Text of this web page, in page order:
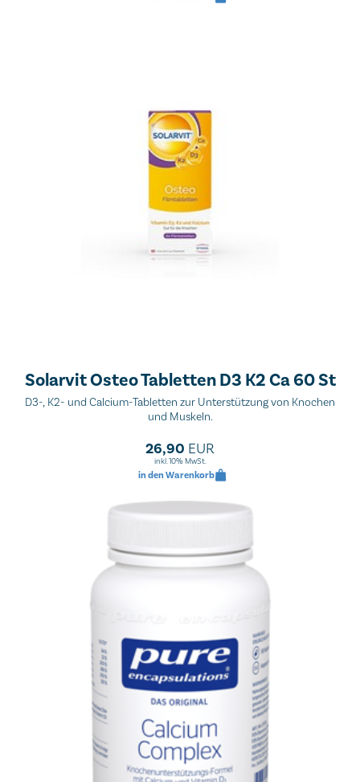
Solarvit Osteo Tabletten D3 K2 Ca 60 St
D3-, K2- und Calcium-Tabletten zur Unterstützung von Knochen
und Muskeln.
26,90 EUR
inkl. 10% MwSt.
in den Warenkorb